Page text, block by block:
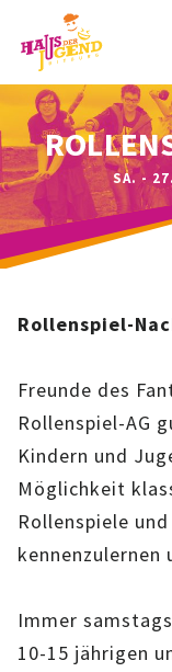
SA. -
Rollenspiel-
Freunde des
Rollenspiel-AG
Kindern und
Möglichkeit
Rollenspiele
kennenzulernen
Immer
10-15 jährigen